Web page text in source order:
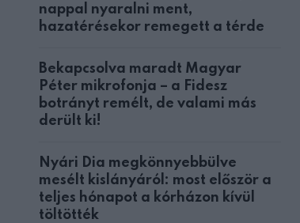
nappal nyaralni ment,
hazatérésekor remegett a térde
Bekapcsolva maradt Magyar
Péter mikrofonja – a Fidesz
botrányt remélt, de valami más
derült ki!
Nyári Dia megkönnyebbülve
mesélt kislányáról: most először a
teljes hónapot a kórházon kívül
töltötték